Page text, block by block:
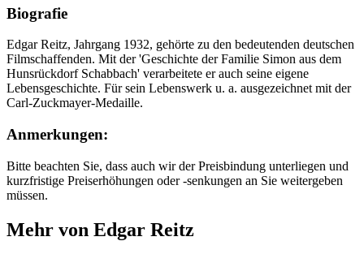
Biografie
Edgar Reitz, Jahrgang 1932, gehörte zu den bedeutenden deutschen
Filmschaffenden. Mit der 'Geschichte der Familie Simon aus dem
Hunsrückdorf Schabbach' verarbeitete er auch seine eigene
Lebensgeschichte. Für sein Lebenswerk u. a. ausgezeichnet mit der
Carl-Zuckmayer-Medaille.
Anmerkungen:
Bitte beachten Sie, dass auch wir der Preisbindung unterliegen und
kurzfristige Preiserhöhungen oder -senkungen an Sie weitergeben
müssen.
Mehr von Edgar Reitz